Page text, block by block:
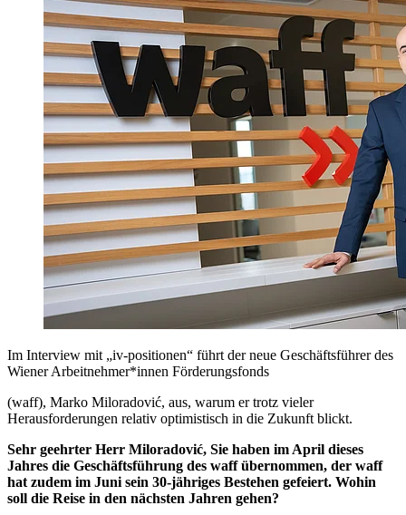
Im Interview mit „iv-positionen“ führt der neue Geschäftsführer des
Wiener Arbeitnehmer*innen Förderungsfonds
(waff), Marko Miloradović, aus, warum er trotz vieler
Herausforderungen relativ optimistisch in die Zukunft blickt.
Sehr geehrter Herr Miloradović, Sie haben im April dieses
Jahres die Geschäftsführung des waff übernommen, der waff
hat zudem im Juni sein 30-jähriges Bestehen gefeiert. Wohin
soll die Reise in den nächsten Jahren gehen?